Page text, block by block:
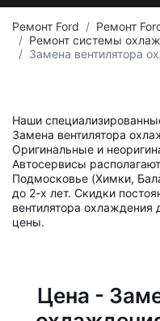
Ремонт Ford
Ремонт
Ремонт системы
Замена вентилятора
Наши
Замена вентилятора
Оригинальные и
Автосервисы
Подмосковье (Химки,
до 2-х лет. Скидки
вентилятора охлаждения
цены.
Цена -